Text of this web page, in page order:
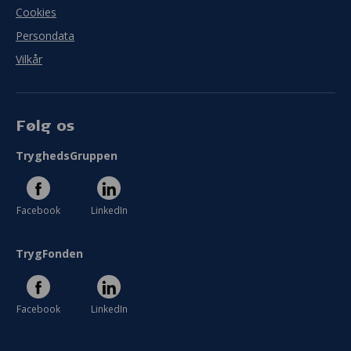
Cookies
Persondata
Vilkår
Følg os
TryghedsGruppen
Facebook LinkedIn
TrygFonden
Facebook LinkedIn